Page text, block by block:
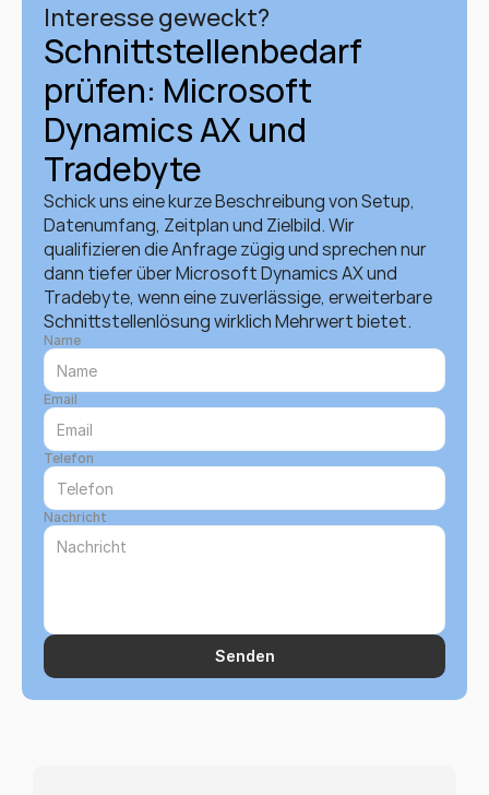
Interesse geweckt?
Schnittstellenbedarf
prüfen: Microsoft
Dynamics AX und
Tradebyte
Schick uns eine kurze Beschreibung von Setup,
Datenumfang, Zeitplan und Zielbild. Wir
qualifizieren die Anfrage zügig und sprechen nur
dann tiefer über Microsoft Dynamics AX und
Tradebyte, wenn eine zuverlässige, erweiterbare
Schnittstellenlösung wirklich Mehrwert bietet.
Name
Email
Telefon
Nachricht
Senden